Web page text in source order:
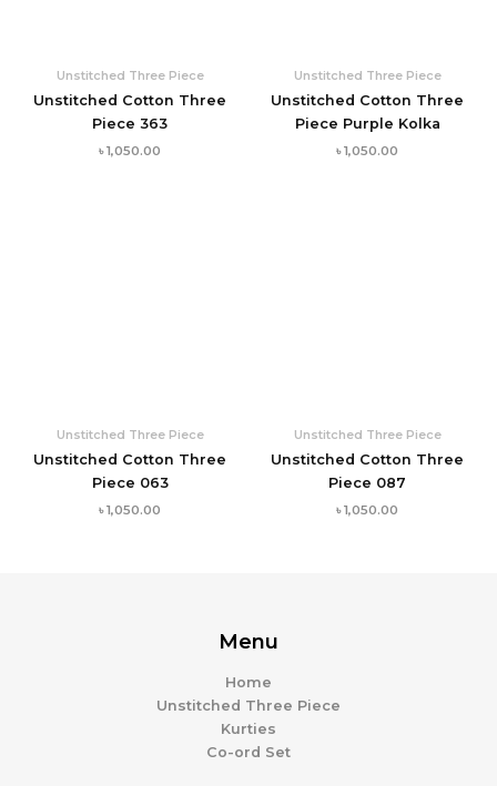
Unstitched Three Piece
Unstitched Cotton Three
Piece 363
৳1,050.00
Unstitched Three Piece
Unstitched Cotton Three
Piece Purple Kolka
৳1,050.00
Unstitched Three Piece
Unstitched Cotton Three
Piece 063
৳1,050.00
Unstitched Three Piece
Unstitched Cotton Three
Piece 087
৳1,050.00
Menu
Home
Unstitched Three Piece
Kurties
Co-ord Set